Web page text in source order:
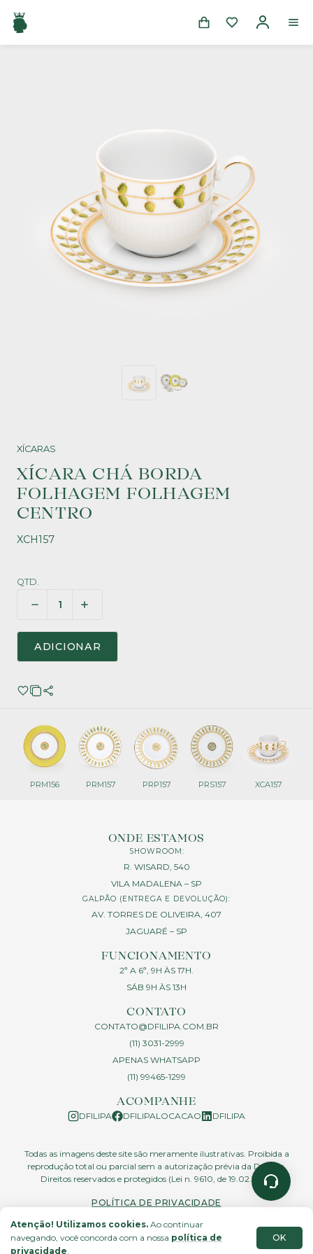
XÍCARAS
XÍCARA CHÁ BORDA
FOLHAGEM FOLHAGEM
CENTRO
XCH157
QTD.
ADICIONAR
PRM156 PRM157 PRP157 PRS157 XCA157
ONDE ESTAMOS
SHOWROOM:
R. WISARD, 540
VILA MADALENA – SP
GALPÃO (ENTREGA E DEVOLUÇÃO):
AV. TORRES DE OLIVEIRA, 407
JAGUARÉ – SP
FUNCIONAMENTO
2ª A 6ª, 9H ÀS 17H.
SÁB 9H ÀS 13H
CONTATO
CONTATO@DFILIPA.COM.BR
(11) 3031-2999
APENAS WHATSAPP
(11) 99465-1299
ACOMPANHE
DFILIPA DFILIPALOCACAO DFILIPA
Todas as imagens deste site são meramente ilustrativas. Proibida a
reprodução total ou parcial sem a autorização prévia da D.Filipa.
Direitos reservados e protegidos (Lei n. 9610, de 19.02.1998)
POLÍTICA DE PRIVACIDADE
site feito por
Atenção! Utilizamos cookies. Ao continuar
navegando, você concorda com a nossa política de
privacidade.
OK